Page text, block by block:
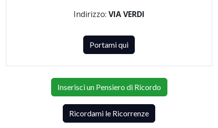
Indirizzo: VIA VERDI
Portami qui
Inserisci un Pensiero di Ricordo
Ricordami le Ricorrenze